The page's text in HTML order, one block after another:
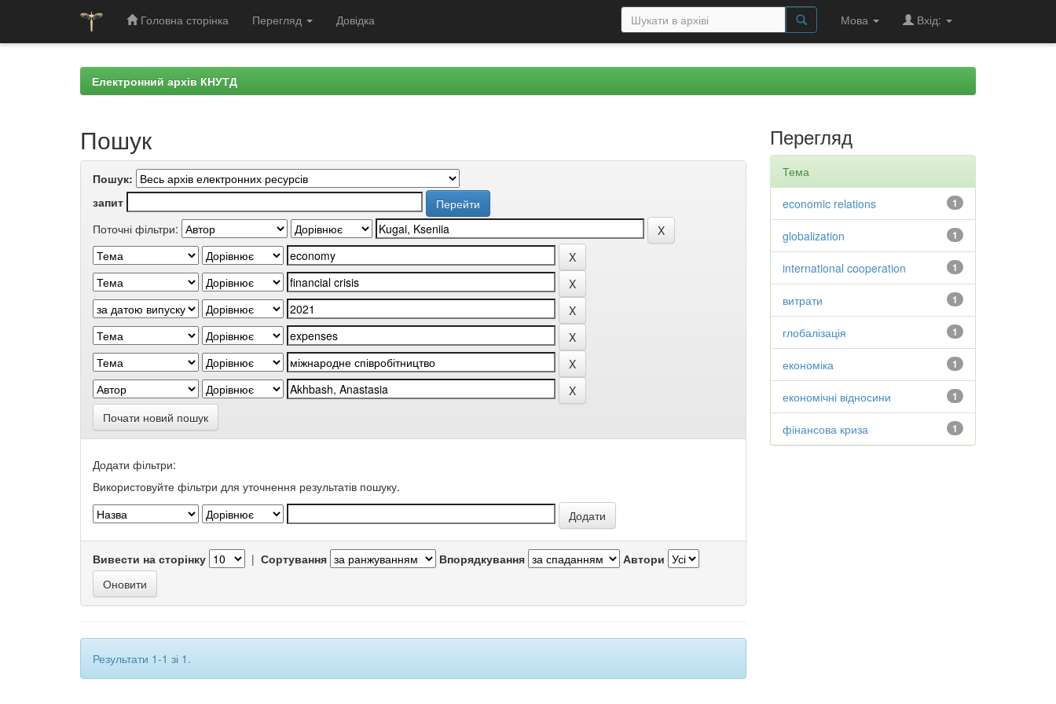
Головна сторінка Перегляд Довідка Мова Вхід:
Електронний архів КНУТД
Пошук
Пошук:
запит
Поточні фільтри:
Почати новий пошук
Додати фільтри:
Використовуйте фільтри для уточнення результатів пошуку.
Вивести на сторінку | Сортування Впорядкування Автори
Результати 1-1 зі 1.
Перегляд
Тема
1
economic relations
1
globalization
1
international cooperation
1
витрати
1
глобалізація
1
економіка
1
економічні відносини
1
фінансова криза